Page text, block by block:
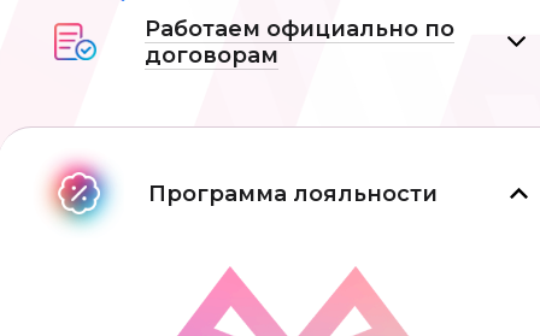
Работаем официально по
договорам
Программа лояльности